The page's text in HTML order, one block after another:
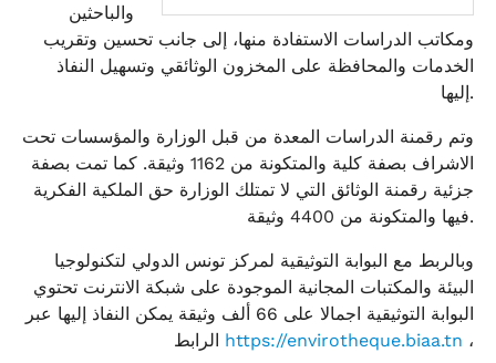
والباحثين
ومكاتب الدراسات الاستفادة منها، إلى جانب تحسين وتقريب
الخدمات والمحافظة على المخزون الوثائقي وتسهيل النفاذ
إليها.
وتم رقمنة الدراسات المعدة من قبل الوزارة والمؤسسات تحت
الاشراف بصفة كلية والمتكونة من 1162 وثيقة. كما تمت بصفة
جزئية رقمنة الوثائق التي لا تمتلك الوزارة حق الملكية الفكرية
فيها والمتكونة من 4400 وثيقة.
وبالربط مع البوابة التوثيقية لمركز تونس الدولي لتكنولوجيا
البيئة والمكتبات المجانية الموجودة على شبكة الانترنت تحتوي
البوابة التوثيقية اجمالا على 66 ألف وثيقة يمكن النفاذ إليها عبر
https://envirotheque.biaa.tn ،